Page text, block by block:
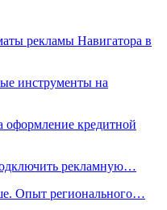
рекламы Навигатора в
инструменты на
оформление кредитной
рекламную…
Опыт регионального…